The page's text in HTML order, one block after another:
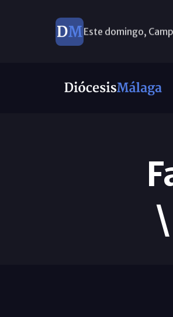
Este domingo,